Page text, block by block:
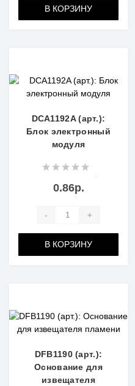
В КОРЗИНУ
DCA1192A (арт.):
Блок электронный
модуля
0.86р.
- +
В КОРЗИНУ
DFB1190 (арт.):
Основание для
извещателя